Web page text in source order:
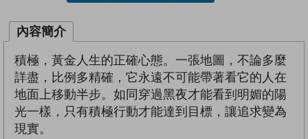
內容簡介
積極，黃金人生的正確心態。一張地圖，不論多麼
詳盡，比例多精確，它永遠不可能帶著看它的人在
地面上移動半步。如同穿過黑夜才能看到明媚的陽
光一樣，只有積極行動才能達到目標，讓追求變為
現實。